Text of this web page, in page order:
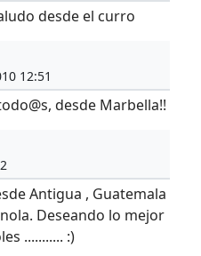
desde el curro
12:51
desde Marbella!!
Antigua , Guatemala
Deseando lo mejor
........... :)